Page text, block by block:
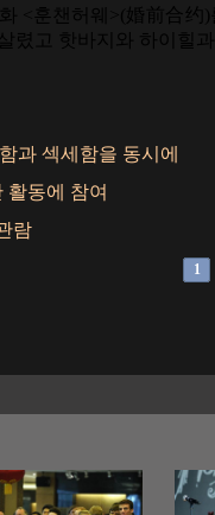
<훈챈허웨>(婚前合约
렸고 핫바지와 하이힐
과 섹세함을 동시에
활동에 참여
람
1